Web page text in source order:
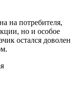
на потребителя,
но и особое
остался доволен